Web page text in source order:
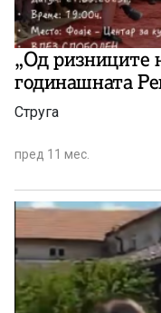
„Од ризниците
годинашната
Струга
пред 11 мес.